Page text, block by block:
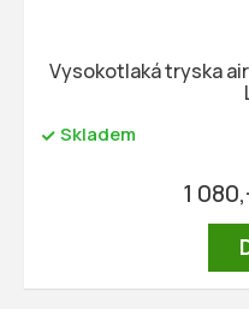
Vysokotlaká tryska
Skladem
1